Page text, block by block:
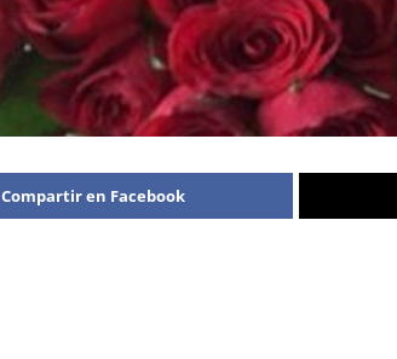
Compartir en Facebook